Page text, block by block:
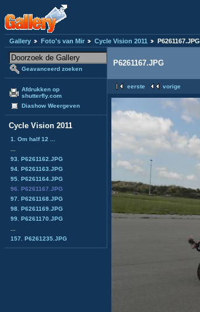
Gallery Foto's van Mir Cycle Vision 2011 P6261167.JPG
Geavanceerd zoeken
Afdrukken op
shutterfly.com
Diashow Weergeven
Cycle Vision 2011
1. Om half 12 ...
93. P6261162.JPG
94. P6261163.JPG
95. P6261164.JPG
96. P6261167.JPG
97. P6261168.JPG
98. P6261169.JPG
99. P6261170.JPG
157. P6261235.JPG
P6261167.JPG
eerste vorige